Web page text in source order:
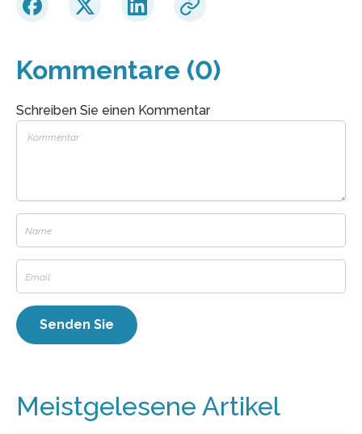
Kommentare (0)
Schreiben Sie einen Kommentar
Meistgelesene Artikel